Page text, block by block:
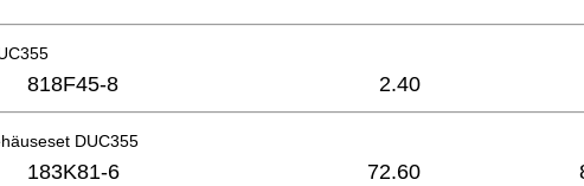
818F45-8 2.40
DUC355
183K81-6 72.60